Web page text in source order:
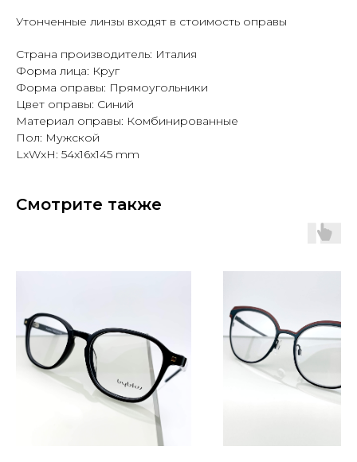
Утонченные линзы входят в стоимость оправы
Страна производитель: Италия
Форма лица: Круг
Форма оправы: Прямоугольники
Цвет оправы: Синий
Материал оправы: Комбинированные
Пол: Мужской
LxWxH: 54x16x145 mm
Смотрите также